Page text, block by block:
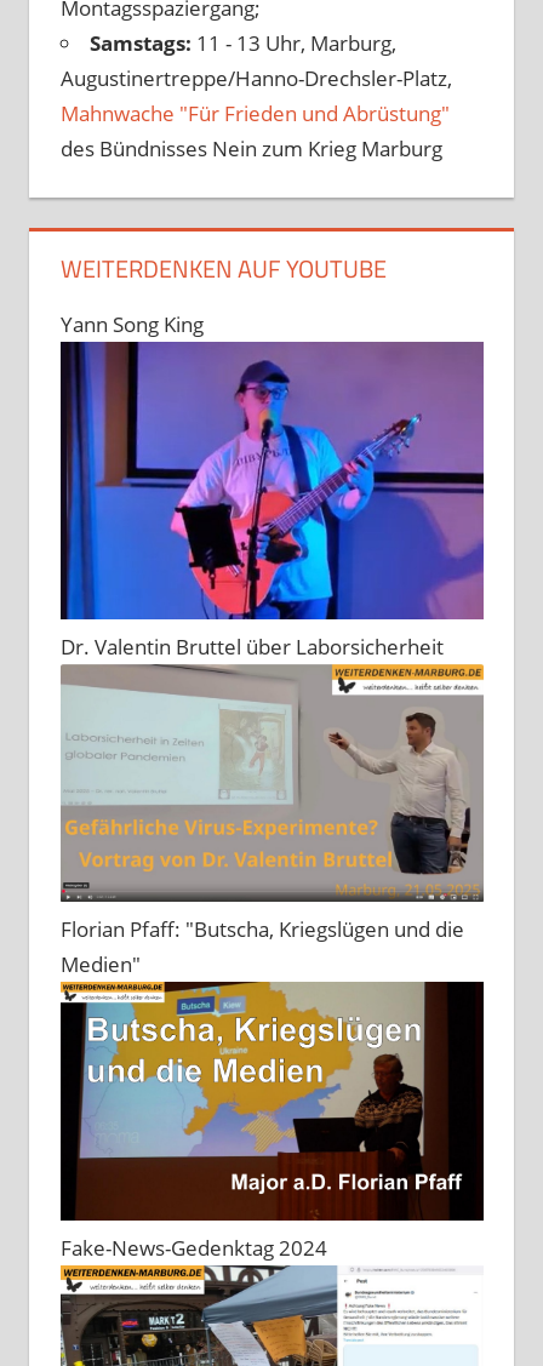
Montagsspaziergang;
Samstags: 11 - 13 Uhr, Marburg,
Augustinertreppe/Hanno-Drechsler-Platz,
Mahnwache "Für Frieden und Abrüstung"
des Bündnisses Nein zum Krieg Marburg
WEITERDENKEN AUF YOUTUBE
Yann Song King
Dr. Valentin Bruttel über Laborsicherheit
Florian Pfaff: "Butscha, Kriegslügen und die
Medien"
Fake-News-Gedenktag 2024